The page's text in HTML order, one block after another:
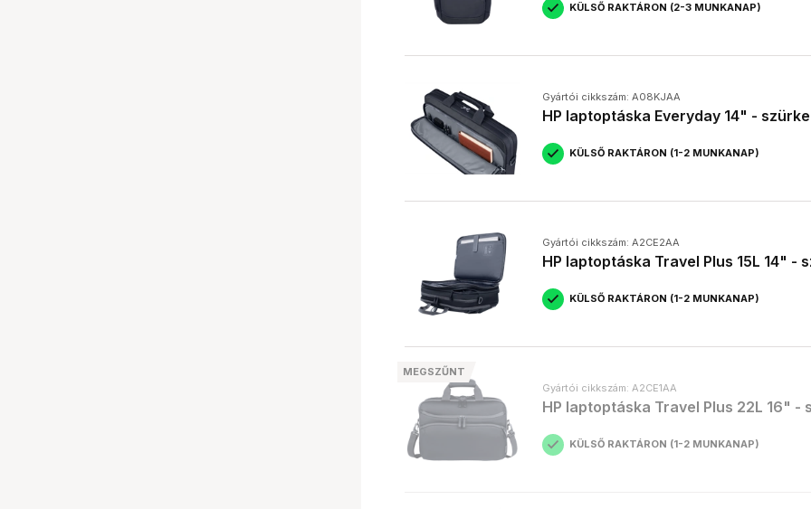
KÜLSŐ RAKTÁRON (2-3 MUNKANAP)
Gyártói cikkszám: A08KJAA
HP laptoptáska Everyday 14" - szürke
KÜLSŐ RAKTÁRON (1-2 MUNKANAP)
Gyártói cikkszám: A2CE2AA
HP laptoptáska Travel Plus 15L 14" -
KÜLSŐ RAKTÁRON (1-2 MUNKANAP)
MEGSZŰNT
Gyártói cikkszám: A2CE1AA
HP laptoptáska Travel Plus 22L 16" -
KÜLSŐ RAKTÁRON (1-2 MUNKANAP)